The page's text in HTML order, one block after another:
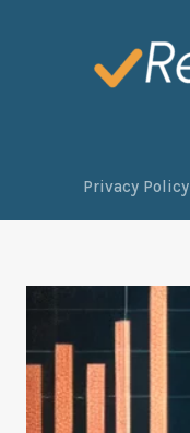
Privacy Policy